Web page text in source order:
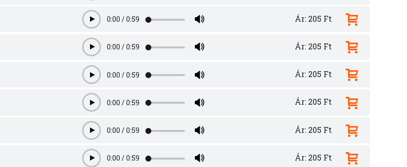
Play0:00 /0:59 Ár: 205 Ft
Play0:00 /0:59 Ár: 205 Ft
Play0:00 /0:59 Ár: 205 Ft
Play0:00 /0:59 Ár: 205 Ft
Play0:00 /0:59 Ár: 205 Ft
Play0:00 /0:59 Ár: 205 Ft